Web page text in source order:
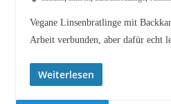
Vegane Linsenbratlinge mit
Arbeit verbunden, aber dafür echt
Weiterlesen